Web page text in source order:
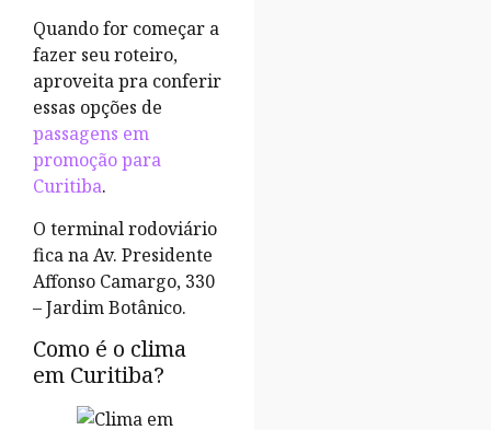
Quando for começar a
fazer seu roteiro,
aproveita pra conferir
essas opções de
passagens em
promoção para
Curitiba.
O terminal rodoviário
fica naAv. Presidente
Affonso Camargo, 330
– Jardim Botânico.
Como é o clima
em Curitiba?